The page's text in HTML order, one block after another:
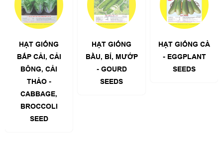
HẠT GIỐNG
BẦU, BÍ, MƯỚP
- GOURD
SEEDS
HẠT GIỐNG CÀ
- EGGPLANT
SEEDS
HẠT GIỐNG CÀ
CHUA -
TOMATO